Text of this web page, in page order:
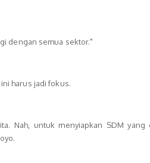
dengan semua sektor."
harus jadi fokus.
Nah, untuk menyiapkan SDM